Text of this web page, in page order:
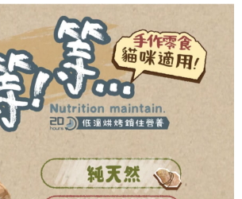
有限公司提供之「AFTEE先享後付」服務完成之交
圍內提供個人資料，並將交易相關給付款項請求債
限公司。
宜，請瀏覽以下網址：
先徵得法定代理人或監護人之同意方可使用
若未經同意申辦者引起之損失，本公司不負相關責
後付」時，將依據個別帳號之用戶狀況，依本公司即
號或使用他人資訊註冊。若發現惡意使用之情形，
有權停止該用戶之使用額度並採取法律行動。
含以上)免運費